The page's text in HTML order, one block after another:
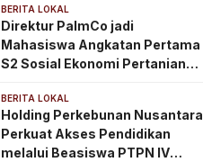
BERITA LOKAL
Direktur PalmCo jadi
Mahasiswa Angkatan Pertama
S2 Sosial Ekonomi Pertanian
BERITA LOKAL
Holding Perkebunan Nusantara
Perkuat Akses Pendidikan
melalui Beasiswa PTPN IV